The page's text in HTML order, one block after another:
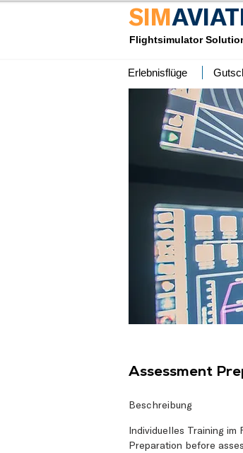
SIM
Flightsimulator
Erlebnisflüge
Assessment
Beschreibung
Individuelles Training im
Preparation before